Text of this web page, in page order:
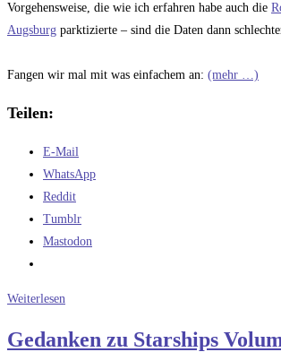
Vorgehensweise, die wie ich erfahren habe auch die
Augsburg parktizierte – sind die Daten dann
Fangen wir mal mit was einfachem an: (mehr …)
Teilen:
E-Mail
WhatsApp
Reddit
Tumblr
Mastodon
Weiterlesen
der
Gedanken zu Starships